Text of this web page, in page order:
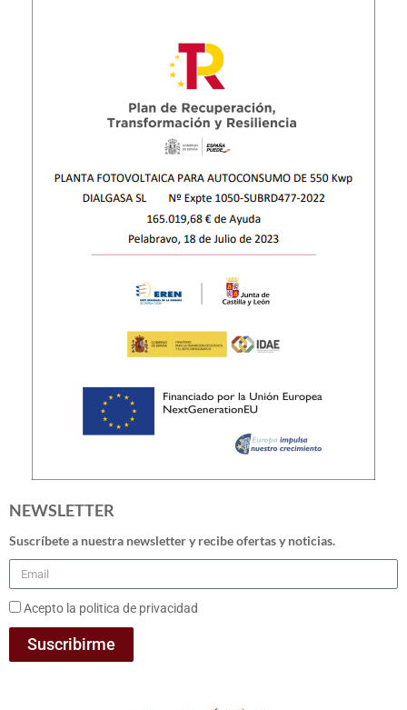
NEWSLETTER
Suscríbete a nuestra newsletter y recibe ofertas y noticias.
Acepto la politica de privacidad
Suscribirme